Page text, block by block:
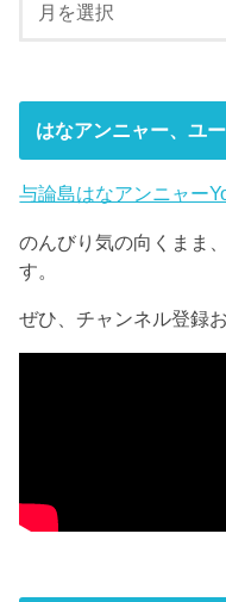
はなアンニャー、ユ
与論島はなアンニャー
のんびり気の向くまま
す。
ぜひ、チャンネル登録